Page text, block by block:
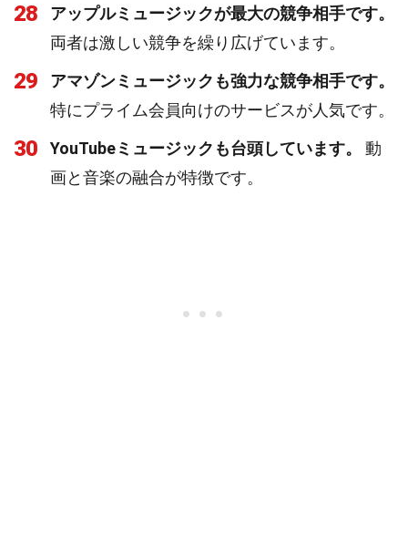
28
アップルミュージックが最大の競争相手です。
両者は激しい競争を繰り広げています。
29
アマゾンミュージックも強力な競争相手です。
特にプライム会員向けのサービスが人気です。
30 YouTubeミュージックも台頭しています。
動
画と音楽の融合が特徴です。